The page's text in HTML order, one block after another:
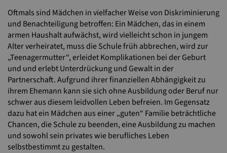
Oftmals sind Mädchen in vielfacher Weise von Diskriminierung
und Benachteiligung betroffen: Ein Mädchen, das in einem
armen Haushalt aufwächst, wird vielleicht schon in jungem
Alter verheiratet, muss die Schule früh abbrechen, wird zur
„Teenagermutter“, erleidet Komplikationen bei der Geburt
und und erlebt Unterdrückung und Gewalt in der
Partnerschaft. Aufgrund ihrer finanziellen Abhängigkeit zu
ihrem Ehemann kann sie sich ohne Ausbildung oder Beruf nur
schwer aus diesem leidvollen Leben befreien. Im Gegensatz
dazu hat ein Mädchen aus einer „guten“ Familie beträchtliche
Chancen, die Schule zu beenden, eine Ausbildung zu machen
und sowohl sein privates wie berufliches Leben
selbstbestimmt zu gestalten.